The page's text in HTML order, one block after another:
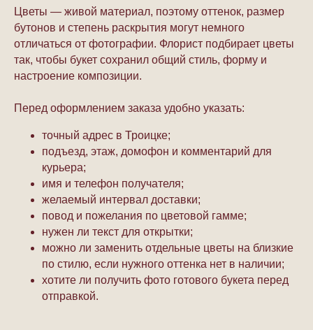
Цветы — живой материал, поэтому оттенок, размер
бутонов и степень раскрытия могут немного
отличаться от фотографии. Флорист подбирает цветы
так, чтобы букет сохранил общий стиль, форму и
настроение композиции.
Перед оформлением заказа удобно указать:
точный адрес в Троицке;
подъезд, этаж, домофон и комментарий для
курьера;
имя и телефон получателя;
желаемый интервал доставки;
повод и пожелания по цветовой гамме;
нужен ли текст для открытки;
можно ли заменить отдельные цветы на близкие
по стилю, если нужного оттенка нет в наличии;
хотите ли получить фото готового букета перед
отправкой.